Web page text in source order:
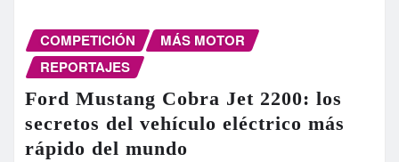
COMPETICIÓN
MÁS MOTOR
REPORTAJES
Ford Mustang Cobra Jet 2200: los
secretos del vehículo eléctrico más
rápido del mundo